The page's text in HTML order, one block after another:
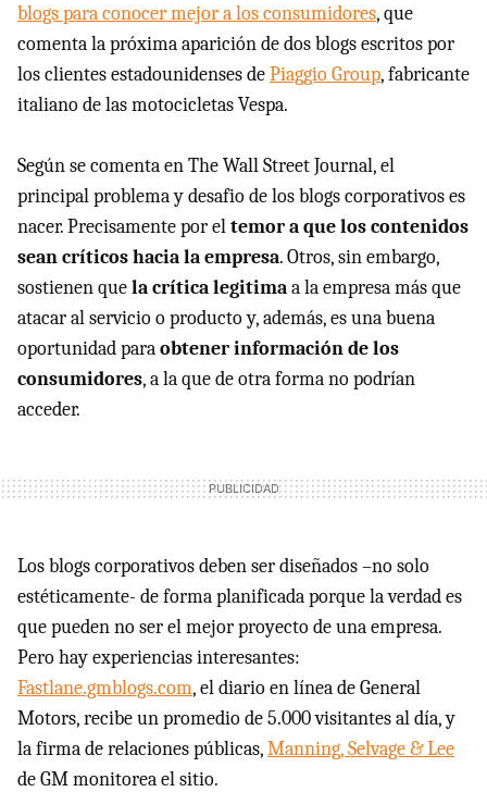
blogs para conocer mejor a los consumidores, que
comenta la próxima aparición de dos blogs escritos por
los clientes estadounidenses dePiaggio Group, fabricante
italiano de las motocicletas Vespa.
Según se comenta en The Wall Street Journal, el
principal problema y desafio de los blogs corporativos es
nacer. Precisamente por eltemor a que los contenidos
sean críticos hacia la empresa. Otros, sin embargo,
sostienen quela crítica legitimaa la empresa más que
atacar al servicio o producto y, además, es una buena
oportunidad paraobtener información de los
consumidores, a la que de otra forma no podrían
acceder.
Los blogs corporativos deben ser diseñados –no solo
estéticamente- de forma planificada porque la verdad es
que pueden no ser el mejor proyecto de una empresa.
Pero hay experiencias interesantes:
Fastlane.gmblogs.com, el diario en línea de General
Motors, recibe un promedio de 5.000 visitantes al día, y
la firma de relaciones públicas,Manning, Selvage & Lee
de GM monitorea el sitio.